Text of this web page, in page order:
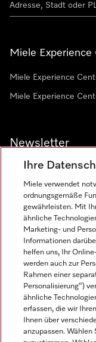
Miele Experience
Miele Experience
Miele Experience
Newsletter
Impressum
AGB
Miele aufMiele
Ihre
Miele verwendet
ordnungsgemäße
gewährleisten. Mit
ähnliche
Marketing- und
Informationen
helfen uns, Ihr
werden auch zur
Rahmen einer
Personalisierung“)
ähnliche
erfassen, die wir
Ihnen über
anzupassen. Wählen